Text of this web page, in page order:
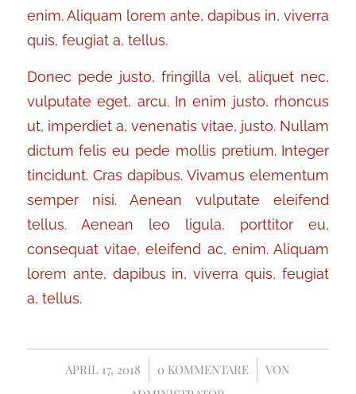
enim. Aliquam lorem ante, dapibus in, viverra
quis, feugiat a, tellus.
Donec pede justo, fringilla vel, aliquet nec,
vulputate eget, arcu. In enim justo, rhoncus
ut, imperdiet a, venenatis vitae, justo. Nullam
dictum felis eu pede mollis pretium. Integer
tincidunt. Cras dapibus. Vivamus elementum
semper nisi. Aenean vulputate eleifend
tellus. Aenean leo ligula, porttitor eu,
consequat vitae, eleifend ac, enim. Aliquam
lorem ante, dapibus in, viverra quis, feugiat
a, tellus.
APRIL 17, 2018
/ 0 KOMMENTARE
/
VON